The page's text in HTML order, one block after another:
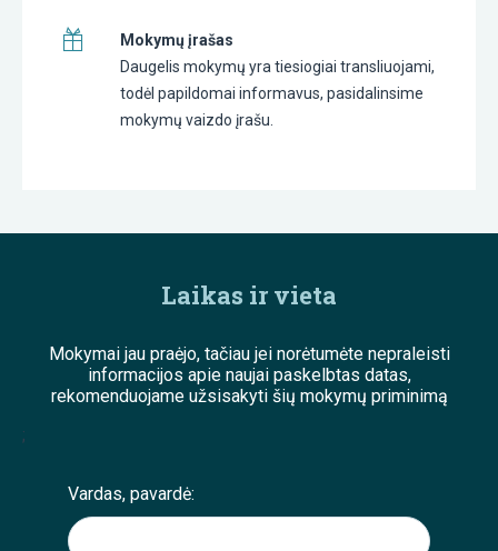
Mokymų įrašas
Daugelis mokymų yra tiesiogiai transliuojami,
todėl papildomai informavus, pasidalinsime
mokymų vaizdo įrašu.
Laikas ir vieta
Mokymai jau praėjo, tačiau jei norėtumėte nepraleisti
informacijos apie naujai paskelbtas datas,
rekomenduojame užsisakyti šių mokymų priminimą
;
Vardas, pavardė: